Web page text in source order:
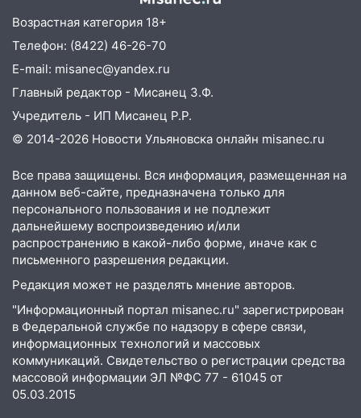
Трудовой горело здание
13:00
Водитель без прав врезался в
припаркованный автомобиль
12:37 Переезжал «зебру» на
велосипеде и попал под колеса
12:18 Вспыхнул изнутри: в
Железнодорожном районе горела дача
11:33 В Засвияжье под колёса авто
попал мужчина
11:17 В Радищевском районе сгорели
хозяйственные постройки
10:18 Губернатор Ульяновской области:
уничтожено четыре беспилотника в
регионе
10:00 В Ульяновске дотла сгорел
легковой автомобиль
Возрастная категория 18+
Телефон: (8422) 46-26-70
E-mail: misanec@yandex.ru
Главный редактор - Мисанец З.Ф.
Учредитель - ИП Мисанец Р.Р.
© 2014-2026 Новости Ульяновска онлайн misanec.ru
Все права защищены. Вся информация, размещенная на
данном веб-сайте, предназначена только для
персонального пользования и не подлежит
дальнейшему воспроизведению и/или
распространению в какой-либо форме, иначе как с
письменного разрешения редакции.
Редакция может не разделять мнение авторов.
"Информационный портал misanec.ru" зарегистрирован
в Федеральной службе по надзору в сфере связи,
информационных технологий и массовых
коммуникаций. Свидетельство о регистрации средства
массовой информации ЭЛ №ФС 77 - 61045 от
05.03.2015